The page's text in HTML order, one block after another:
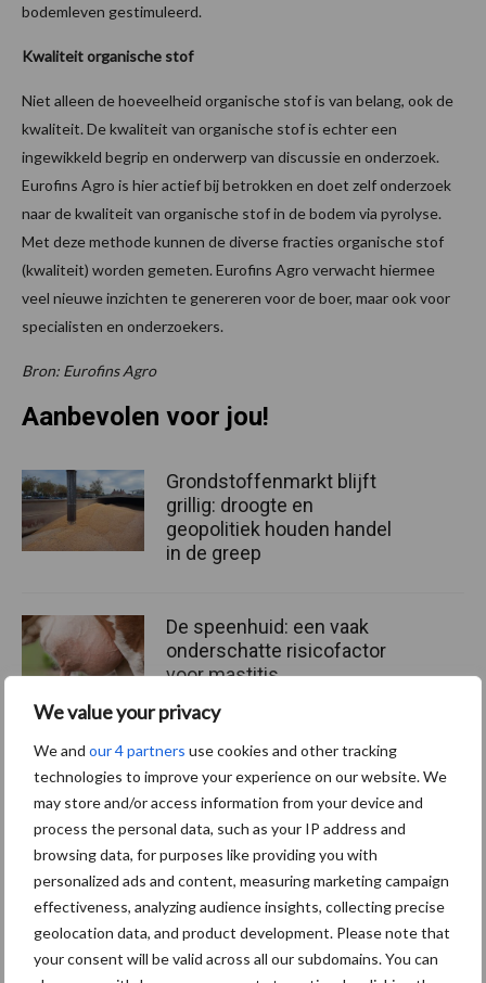
We value your privacy
We and our 4 partners use cookies and other tracking
technologies to improve your experience on our website. We
may store and/or access information from your device and
process the personal data, such as your IP address and
browsing data, for purposes like providing you with
personalized ads and content, measuring marketing campaign
effectiveness, analyzing audience insights, collecting precise
geolocation data, and product development. Please note that
your consent will be valid across all our subdomains. You can
bodemleven gestimuleerd.
Kwaliteit organische stof
Niet alleen de hoeveelheid organische stof is van belang, ook de
kwaliteit. De kwaliteit van organische stof is echter een
ingewikkeld begrip en onderwerp van discussie en onderzoek.
Eurofins Agro is hier actief bij betrokken en doet zelf onderzoek
naar de kwaliteit van organische stof in de bodem via pyrolyse.
Met deze methode kunnen de diverse fracties organische stof
(kwaliteit) worden gemeten. Eurofins Agro verwacht hiermee
veel nieuwe inzichten te genereren voor de boer, maar ook voor
specialisten en onderzoekers.
Bron: Eurofins Agro
Aanbevolen voor jou!
Grondstoffenmarkt blijft
grillig: droogte en
geopolitiek houden handel
in de greep
De speenhuid: een vaak
onderschatte risicofactor
voor mastitis
ForFarmers ziet volume en
marktaandeel groeien in
krimpende Nederlandse
markt
Themapagina's